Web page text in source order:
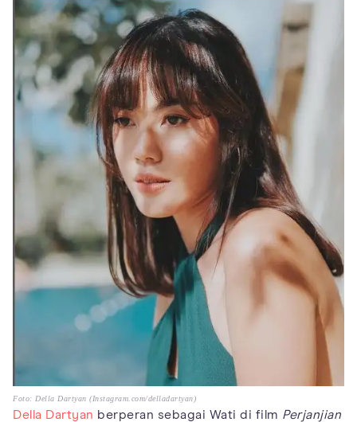
Foto: Della Dartyan (Instagram.com/delladartyan)
Della Dartyan berperan sebagai Wati di film Perjanjian